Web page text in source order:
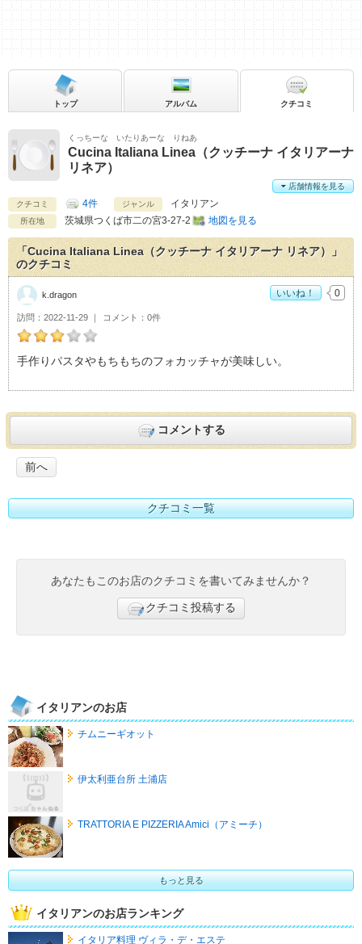
くっちーな いたりあーな りねあ
Cucina Italiana Linea（クッチーナ イタリアーナ
リネア）
クチコミ 4件 ジャンル イタリアン
所在地 茨城県つくば市二の宮3-27-2 地図を見る
店舗情報を見る
トップ アルバム クチコミ
「Cucina Italiana Linea（クッチーナ イタリアーナ リネア）」
のクチコミ
k.dragonのCucina Italiana Linea（クッチーナ イタリアーナ
手作りパスタやもちもちのフォカッチャが美味しい。
訪問 2022-11-29 コメント 0件
k.dragon いいね！ 0
コメントする
前へ
クチコミ一覧
あなたもこのお店のクチコミを書いてみませんか？
クチコミ投稿する
イタリアンのお店
チムニーギオット
伊太利亜台所 土浦店
TRATTORIA E PIZZERIA Amici（アミーチ）
もっと見る
イタリアンのお店ランキング
イタリア料理 ヴィラ・デ・エステ